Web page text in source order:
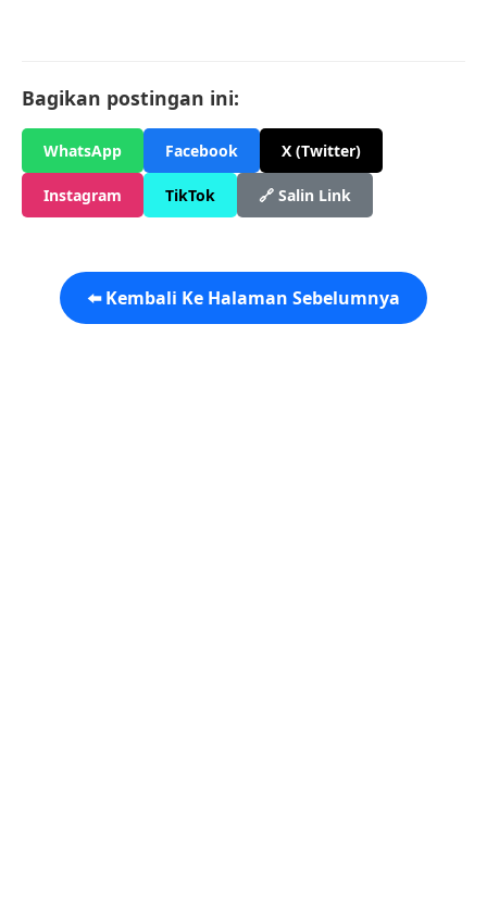
Bagikan postingan ini:
WhatsApp Facebook X (Twitter)
Instagram TikTok 🔗 Salin Link
⬅️ Kembali Ke Halaman Sebelumnya